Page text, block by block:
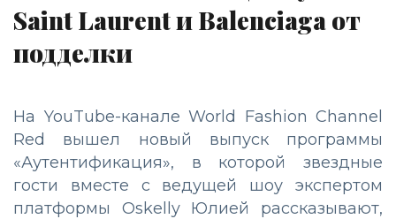
Saint Laurent и Balenciaga от
подделки
На YouTube-канале World Fashion Channel
Red вышел новый выпуск программы
«Аутентификация», в которой звездные
гости вместе с ведущей шоу экспертом
платформы Oskelly Юлией рассказывают,